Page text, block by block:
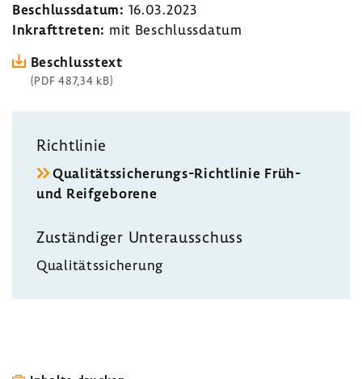
Beschluss­datum: 16.03.2023
Inkraft­treten: mit Beschluss­datum
Beschluss­text
(PDF 487,34 kB)
Richt­linie
Qualitätssicherungs-​Richtlinie Früh-
und Reif­ge­bo­rene
Zustän­diger Unter­aus­schuss
Quali­täts­si­che­rung